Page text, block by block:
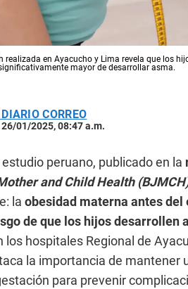
realizada en Ayacucho y Lima revela que los
mayor de desarrollar asma.
CORREO
01/2025, 08:47 a.m.
peruano, publicado en la
and Child Health
la obesidad materna antes
de que los hijos desarrollen
los hospitales Regional de
la importancia de mantener
para prevenir